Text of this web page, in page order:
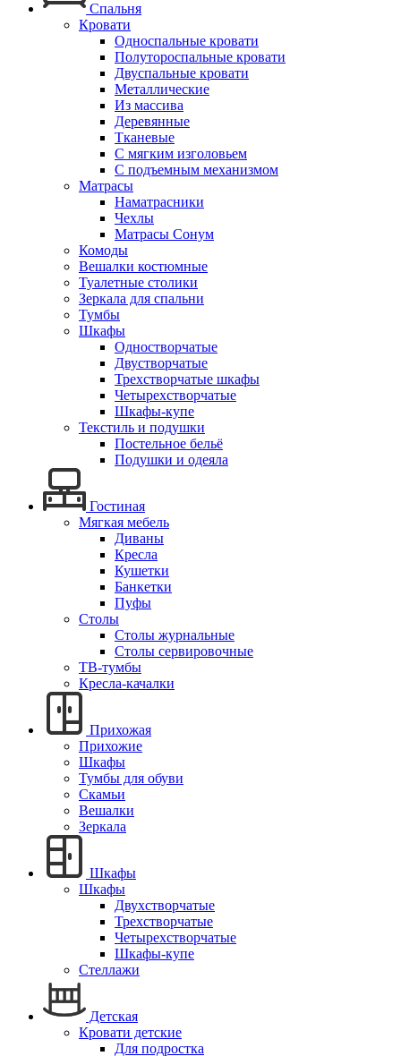
Спальня
Кровати
Односпальные кровати
Полутороспальные кровати
Двуспальные кровати
Металлические
Из массива
Деревянные
Тканевые
С мягким изголовьем
С подъемным механизмом
Матрасы
Наматрасники
Чехлы
Матрасы Сонум
Комоды
Вешалки костюмные
Туалетные столики
Зеркала для спальни
Тумбы
Шкафы
Одностворчатые
Двустворчатые
Трехстворчатые шкафы
Четырехстворчатые
Шкафы-купе
Текстиль и подушки
Постельное бельё
Подушки и одеяла
Гостиная
Мягкая мебель
Диваны
Кресла
Кушетки
Банкетки
Пуфы
Столы
Столы журнальные
Столы сервировочные
ТВ-тумбы
Кресла-качалки
Прихожая
Прихожие
Шкафы
Тумбы для обуви
Скамьи
Вешалки
Зеркала
Шкафы
Шкафы
Двухстворчатые
Трехстворчатые
Четырехстворчатые
Шкафы-купе
Стеллажи
Детская
Кровати детские
Для подростка